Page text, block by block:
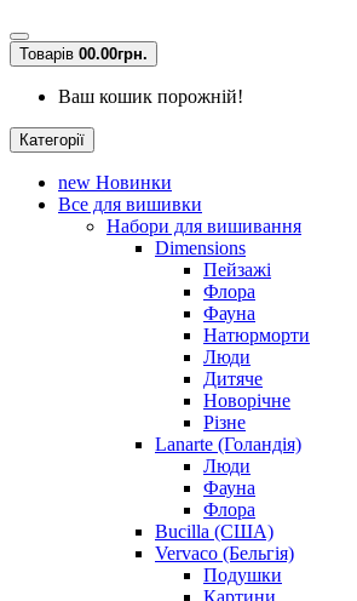
Товарів 00.00грн.
Ваш кошик порожній!
Категорії
new Новинки
Все для вишивки
Набори для вишивання
Dimensions
Пейзажі
Флора
Фауна
Натюрморти
Люди
Дитяче
Новорічне
Різне
Lanarte (Голандія)
Люди
Фауна
Флора
Bucilla (США)
Vervaco (Бельгія)
Подушки
Картини